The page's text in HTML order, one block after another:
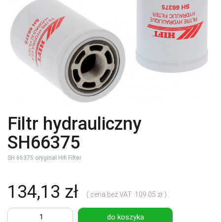
Filtr hydrauliczny
SH66375
SH 66375 oryginał Hifi Filter
134,13 zł ( cena bez VAT: 109.05 zł )
do koszyka